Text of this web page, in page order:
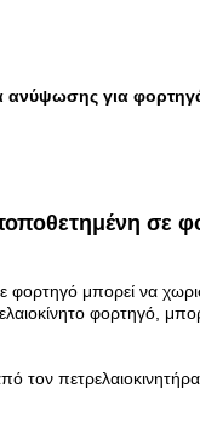
ανύψωσης για
σε
μπορεί να
φορτηγό,